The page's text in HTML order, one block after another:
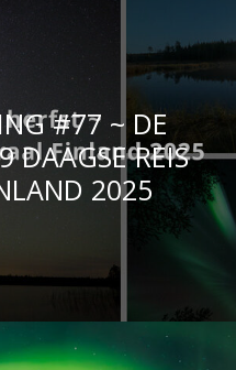
#77 ~ DE
DAAGSE REIS
2025